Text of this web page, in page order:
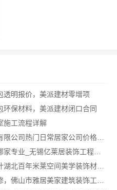
透明报价，美派建材零增项
环保材料，美派建材闭口合同
施工流程详解
湖北省惠物电子商务有限公司热门日常居家公司价格分析
基装设计施工一体化哪家专业_无锡亿莱居装饰工程材料有限公司
荆州装修公司婚房设计湖北百年米莱空间美学装饰材料有限公司